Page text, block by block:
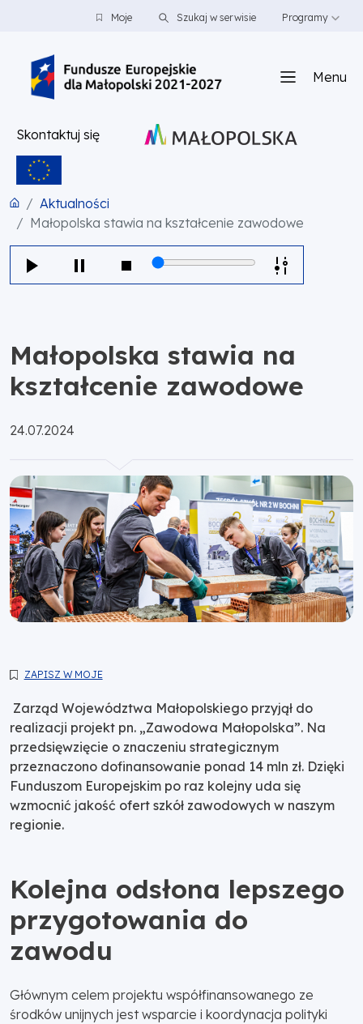
PRZEJDŹ DO TREŚCI
PRZEJDŹ DO MENUMoje Szukaj w serwisie Programy
Menu
Skontaktuj się
Aktualności
Małopolska stawia na kształcenie zawodowe
Małopolska stawia na
kształcenie zawodowe
Opublikowano:
24.07.2024
ZAPISZ W MOJE
Zarząd Województwa Małopolskiego przyjął do
realizacji projekt pn. „Zawodowa Małopolska”. Na
przedsięwzięcie o znaczeniu strategicznym
przeznaczono dofinansowanie ponad 14 mln zł. Dzięki
Funduszom Europejskim po raz kolejny uda się
wzmocnić jakość ofert szkół zawodowych w naszym
regionie.
Kolejna odsłona lepszego
przygotowania do
zawodu
Głównym celem projektu współfinansowanego ze
środków unijnych jest wsparcie i koordynacja polityki